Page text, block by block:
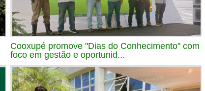
Cooxupé promove "Dias do Conhecimento" com
foco em gestão e oportunid...